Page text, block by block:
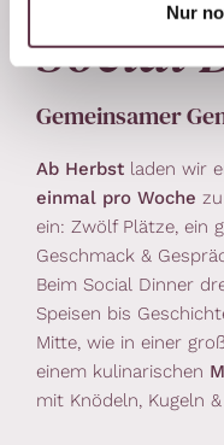
Nur
Social
Gemeinsamer
Ab Herbst laden wir
einmal pro Woche
ein: Zwölf Plätze, ein
Geschmack &
Beim Social Dinner
Speisen bis
Mitte, wie in einer
einem kulinarischen
mit Knödeln, Kugeln